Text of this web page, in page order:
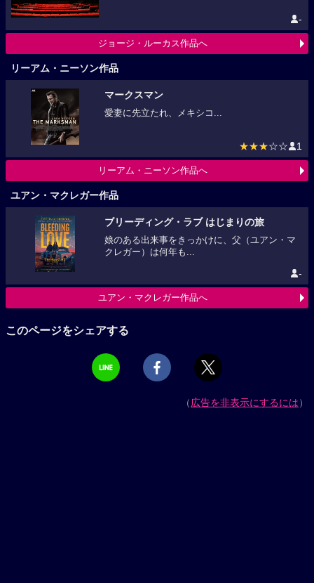
-
ジョージ・ルーカス作品へ
リーアム・ニーソン作品
マークスマン
愛妻に先立たれ、メキシコ...
★★★☆☆ 1
リーアム・ニーソン作品へ
ユアン・マクレガー作品
ブリーディング・ラブ はじまりの旅
娘のある出来事をきっかけに、父（ユアン・マ
クレガー）は何年も...
-
ユアン・マクレガー作品へ
このページをシェアする
（広告を非表示にするには）